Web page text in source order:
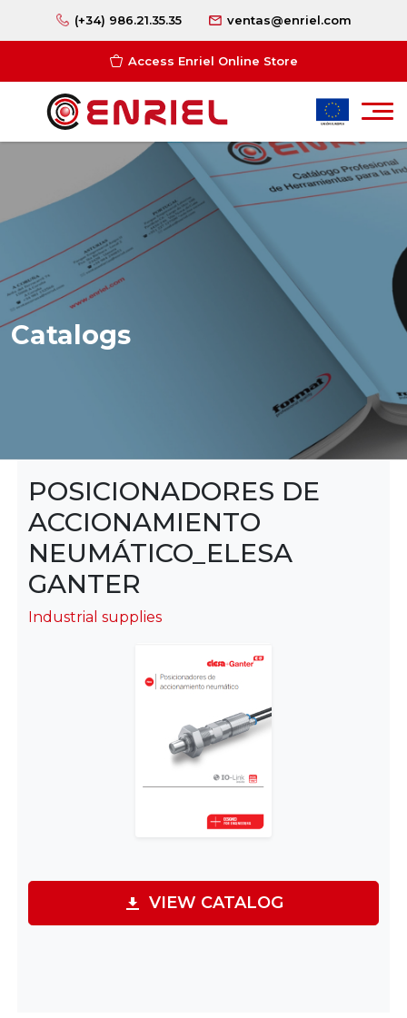
(+34) 986.21.35.35 ventas@enriel.com
Access Enriel Online Store
Catalogs
POSICIONADORES DE
ACCIONAMIENTO
NEUMÁTICO_ELESA
GANTER
Industrial supplies
VIEW CATALOG